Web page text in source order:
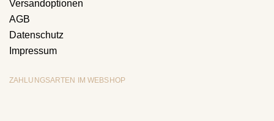
Versandoptionen
AGB
Datenschutz
Impressum
ZAHLUNGSARTEN IM WEBSHOP